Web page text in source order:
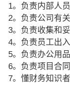
1。负责内部人
2。负责公司有
3。负责收集和
4。负责员工出
5。负责办公用
6。负责项目合
7。懂财务知识